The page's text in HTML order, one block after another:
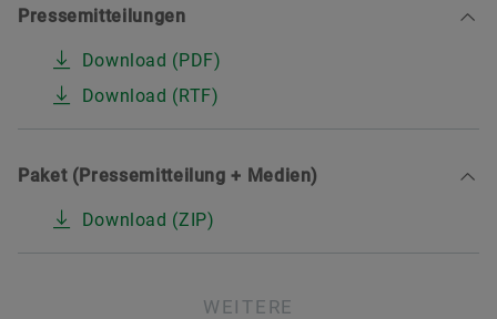
Pressemitteilungen
Download (PDF)
Download (RTF)
Paket (Pressemitteilung + Medien)
Download (ZIP)
WEITERE